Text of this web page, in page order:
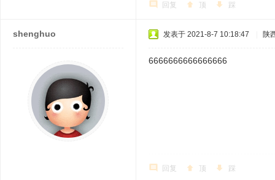
回复 顶 踩
shenghuo 发表于 2021-8-7 10:18:47 陕
6666666666666666
回复 顶 踩